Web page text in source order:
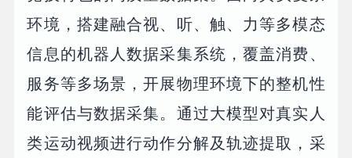
环境，搭建融合视、听、触、力等多模态
信息的机器人数据采集系统，覆盖消费、
服务等多场景，开展物理环境下的整机性
能评估与数据采集。通过大模型对真实人
类运动视频进行动作分解及轨迹提取，采